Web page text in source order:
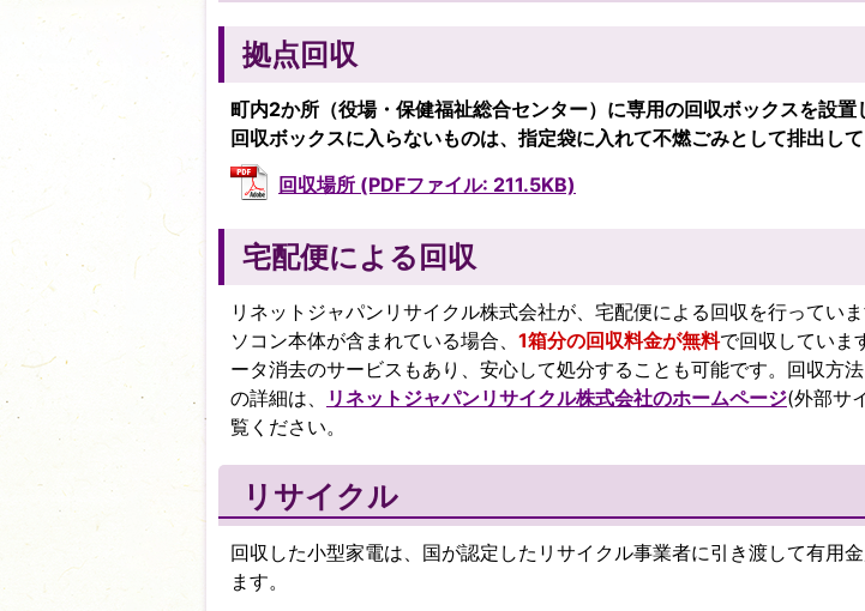
拠点回収
町内2か所（役場・保健福祉総合センター）に専用の回収ボックスを設置
回収ボックスに入らないものは、指定袋に入れて不燃ごみとして排出して
回収場所 (PDFファイル: 211.5KB)
宅配便による回収
リネットジャパンリサイクル株式会社が、宅配便による回収を行ってい
ソコン本体が含まれている場合、 1箱分の回収料金が無料で回収していま
ータ消去のサービスもあり、安心して処分することも可能です。回収方
の詳細は、
リネットジャパンリサイクル株式会社のホームページ(外部サ
覧ください。
リサイクル
回収した小型家電は、国が認定したリサイクル事業者に引き渡して有用
ます。